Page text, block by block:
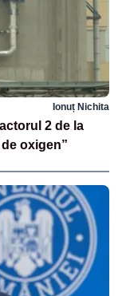
Ionuț Nichita
2 de la
oxigen”